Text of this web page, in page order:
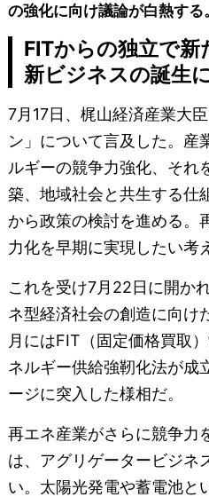
の強化に向け議論が白熱する。
FITからの独立で新
新ビジネスの誕生
7月17日、梶山経済産業大
ン」について言及した。産
ルギーの競争力強化、それ
築、地域社会と共生する仕
から政策の検討を進める。
力化を早期に実現したい考
これを受け7月22日に開か
ネ型経済社会の創造に向け
月にはFIT（固定価格買取
ネルギー供給強靭化法が成
ージに突入した様相だ。
再エネ産業がさらに競争力
は、アグリゲータービジネ
い。太陽光発電や蓄電池と